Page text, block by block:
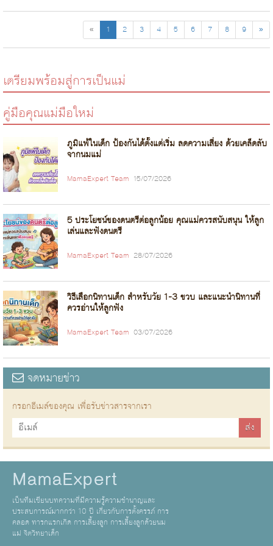
« 1 2 3 4 5 6 7 8 9 »
เตรียมพร้อมสู่การเป็นแม่
คู่มือคุณแม่มือใหม่
ภูมิแพ้ในเด็ก ป้องกันได้ตั้งแต่เริ่ม ลดความเสี่ยง ด้วยเคล็ดลับ
จากนมแม่
MamaExpert Team 15/07/2026
5 ประโยชน์ของดนตรีต่อลูกน้อย คุณแม่ควรสนับสนุน ให้ลูก
เล่นและฟังดนตรี
MamaExpert Team 28/07/2026
วิธีเลือกนิทานเด็ก สำหรับวัย 1-3 ขวบ และแนะนำนิทานที่
ควรอ่านให้ลูกฟัง
MamaExpert Team 03/07/2026
จดหมายข่าว
กรอกอีเมล์ของคุณ เพื่อรับข่าวสารจากเรา
MamaExpert
เป็นทีมเขียนบทความที่มีความรู้ความชำนาญและ
ประสบการณ์มากกว่า 10 ปี เกี่ยวกับการตั้งครรภ์ การ
คลอด ทารกแรกเกิด การเลี้ยงลูก การเลี้ยงลูกด้วยนม
แม่ จิตวิทยาเด็ก